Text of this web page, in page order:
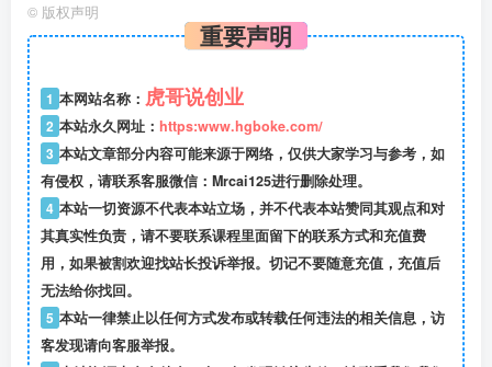
© 版权声明
重要声明
1 本网站名称： 虎哥说创业
2 本站永久网址： https:www.hgboke.com/
3 本站文章部分内容可能来源于网络，仅供大家学习与参考，如
有侵权，请联系客服微信：Mrcai125进行删除处理。
4 本站一切资源不代表本站立场，并不代表本站赞同其观点和对
其真实性负责，请不要联系课程里面留下的联系方式和充值费
用，如果被割欢迎找站长投诉举报。切记不要随意充值，充值后
无法给你找回。
5 本站一律禁止以任何方式发布或转载任何违法的相关信息，访
客发现请向客服举报。